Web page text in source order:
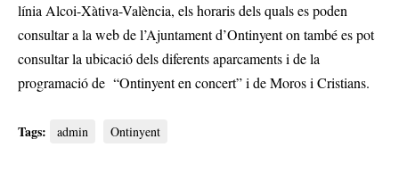
línia Alcoi-Xàtiva-València, els horaris dels quals es poden
consultar a la web de l’Ajuntament d’Ontinyent on també es pot
consultar la ubicació dels diferents aparcaments i de la
programació de “Ontinyent en concert” i de Moros i Cristians.
Tags: admin Ontinyent